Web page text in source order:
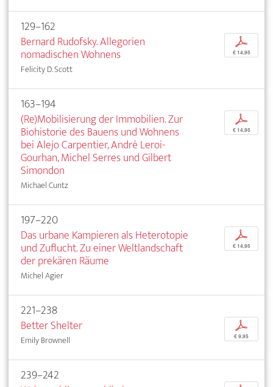
129–162
Bernard Rudofsky. Allegorien
nomadischen Wohnens
Felicity D. Scott
p
€ 14,95
163–194
(Re)Mobilisierung der Immobilien. Zur
Biohistorie des Bauens und Wohnens
bei Alejo Carpentier, André Leroi-
Gourhan, Michel Serres und Gilbert
Simondon
Michael Cuntz
p
€ 14,95
197–220
Das urbane Kampieren als Heterotopie
und Zuflucht. Zu einer Weltlandschaft
der prekären Räume
Michel Agier
p
€ 14,95
221–238
Better Shelter
Emily Brownell
p
€ 9,95
239–242